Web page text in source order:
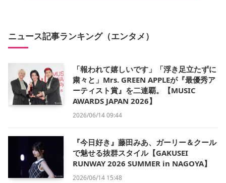
ニュース記事ランキング（エンタメ）
「報われて嬉しいです」「浮き足立たずに
粛々と」Mrs. GREEN APPLEが『最優秀ア
ーティスト賞』を二連覇。【MUSIC
AWARDS JAPAN 2026】
2026/06/14 09:44
『今日好き』藤田みあ、ガーリー＆クール
で魅せる抜群スタイル【GAKUSEI
RUNWAY 2026 SUMMER in NAGOYA】
2026/06/14 15:48